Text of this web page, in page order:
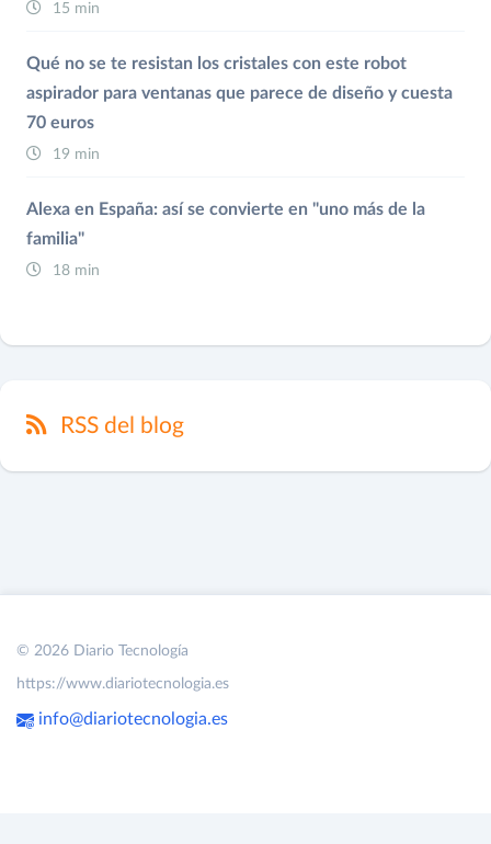
15 min
Qué no se te resistan los cristales con este robot
aspirador para ventanas que parece de diseño y cuesta
70 euros
19 min
Alexa en España: así se convierte en "uno más de la
familia"
18 min
RSS del blog
© 2026 Diario Tecnología
https://www.diariotecnologia.es
info@diariotecnologia.es